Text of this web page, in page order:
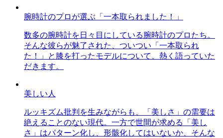
腕時計のプロが選ぶ「一本取られました！」
数多の腕時計を日々目にしている腕時計のプロたち。
そんな彼らが魅了された、ついつい「一本取られ
た！」と膝を打ったモデルについて、熱く語っていた
だきます。
美しい人
ルッキズム批判を生みながらも、「美しさ」の需要は
絶えることのない現代。一方で世間が求める「美し
さ」はパターン化し、形骸化してはいないか、そんな